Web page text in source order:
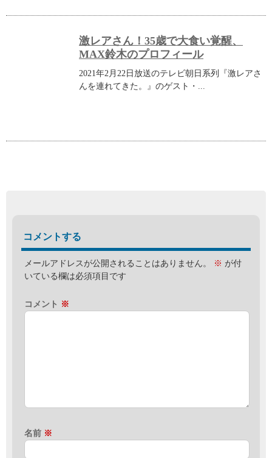
激レアさん！35歳で大食い覚醒、
MAX鈴木のプロフィール
2021年2月22日放送のテレビ朝日系列『激レアさ
んを連れてきた。』のゲスト・...
コメントする
メールアドレスが公開されることはありません。 ※ が付
いている欄は必須項目です
コメント ※
名前 ※